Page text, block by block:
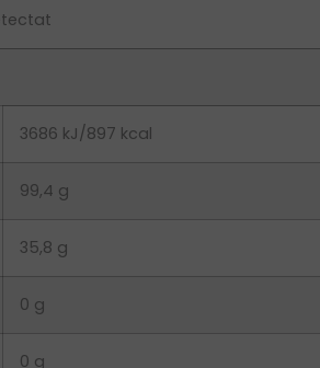
3686 kJ/897 kcal
99,4 g
35,8 g
0 g
0 g